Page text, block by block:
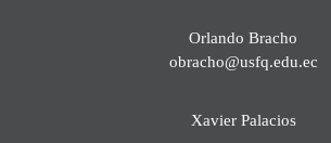
Orlando Bracho
obracho@usfq.edu.ec
Xavier Palacios